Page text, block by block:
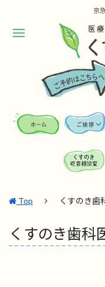
京
Top くすのき歯
くすのき歯科